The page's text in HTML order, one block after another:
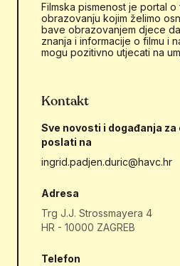
Filmska pismenost je portal o
obrazovanju kojim želimo
bave obrazovanjem djece
znanja i informacije o filmu i
mogu pozitivno utjecati na
Kontakt
Sve novosti i događanja
poslati na
ingrid.padjen.duric@havc.hr
Adresa
Trg J.J. Strossmayera 4
HR - 10000 ZAGREB
Telefon